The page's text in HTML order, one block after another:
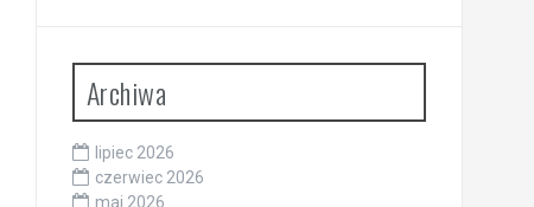
Archiwa
lipiec 2026
czerwiec 2026
maj 2026